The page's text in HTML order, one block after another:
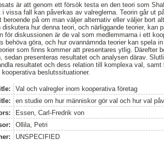
är att genom ett försök testa en den teori som
vissa fall kan påverkas av valreglerna. Teorin går ut
på om man väljer alternativ eller väljer bort
hur denna teori, och närliggande teorier, kan
för diskussionen är de val som medlemmarna i ett
behöva göra, och hur ovannämnda teorier kan spela
som finns kommer att presentares ytlig. Därefter
sedan presenteras resultatet och analysen därav.
resultatet och dess relation till komplexa val, samt
beslutssituationer.
Val och valregler inom kooperativa företag
en studie om hur människor gör val och hur val
Essen, Carl-Fredrik von
Ollila, Petri
UNSPECIFIED